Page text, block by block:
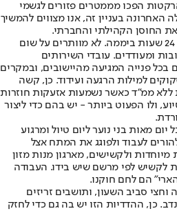
הפכו מממטרים פזורים לגשמי
האחרונה בעניין זה, אנו מצווים להמשיך
החוסן הקהילתי והחברתי.
איך עושים זאת? מוקד 106 עונה 24 שעות ביממה. לא מוותרים על שום
ומעודדים. עובדי השירותים
בכל פנייה המגיעה מהיישובים, ובמקרים
למילות הרגעה ועידוד. כן, קשה
ממ"ד כאשר נשמעות אזעקות חוזרות
ולו הפעוט ביותר - יש בהם כדי ליצור
מאות בני נוער ליום טיול ומרגוע
לעבוד ולפוגג את המתח אצל
מיוחדות ולקשישים, מארגון מנות מזון
לקשיש לפי מרשם שיש בידו. העבודה
הם לחם חוקנו.
סביב השעון, ותושבים זריזים
כן, ההדדיות הזו יש בה גם כדי לחזק